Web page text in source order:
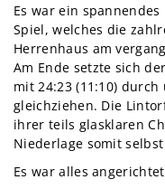
Es war ein
Spiel, welches die
Herrenhaus am
Am Ende setzte sich
mit 24:23 (11:10)
gleichziehen. Die
ihrer teils glasklaren
Niederlage somit
Es war alles